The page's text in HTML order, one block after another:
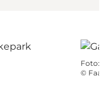
Foto:
©